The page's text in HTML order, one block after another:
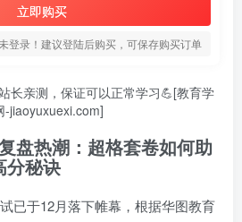
立即购买
登录！建议登陆后购买，可保存购买订单
长亲测，保证可以正常学习💪[教育学
-jiaoyuxuexi.com]
盘热潮：超格套卷如何助
分秘诀
已于12月落下帷幕，根据华图教育